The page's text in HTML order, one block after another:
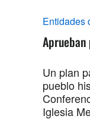
Entidades
Un plan
pueblo
Iglesia